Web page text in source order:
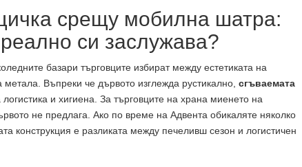
срещу мобилна шатра:
си заслужава?
базари търговците избират между естетиката на
Въпреки че дървото изглежда рустикално, сгъваемата
и хигиена. За търговците на храна миенето на
не предлага. Ако по време на Адвента обикаляте няколко
конструкция е разликата между печеливш сезон и логистичен